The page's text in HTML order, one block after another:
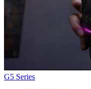
G5 Series